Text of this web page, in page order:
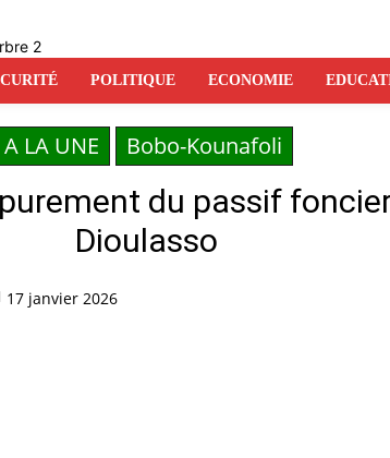
POLITIQUE ECONOMIE
A LA UNE Bobo-Kounafoli
du passif
Dioulasso
17 janvier 2026